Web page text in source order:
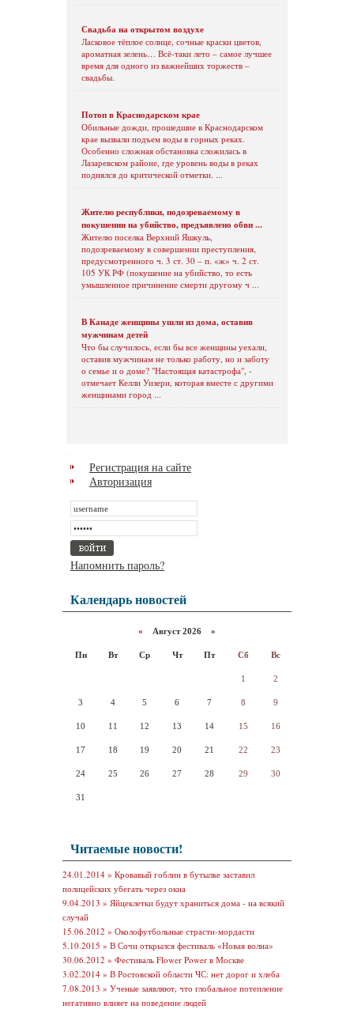
Свадьба на открытом воздухе
Ласковое тёплое солнце, сочные краски цветов,
ароматная зелень… Всё-таки лето – самое лучшее
время для одного из важнейших торжеств –
свадьбы.
Потоп в Краснодарском крае
Обильные дожди, прошедшие в Краснодарском
крае вызвали подъем воды в горных реках.
Особенно сложная обстановка сложилась в
Лазаревском районе, где уровень воды в реках
поднялся до критической отметки. ...
Жителю республики, подозреваемому в
покушении на убийство, предъявлено обви ...
Жителю поселка Верхний Яшкуль,
подозреваемому в совершении преступления,
предусмотренного ч. 3 ст. 30 – п. «ж» ч. 2 ст.
105 УК РФ (покушение на убийство, то есть
умышленное причинение смерти другому ч ...
В Канаде женщины ушли из дома, оставив
мужчинам детей
Что бы случилось, если бы все женщины уехали,
оставив мужчинам не только работу, но и заботу
о семье и о доме? "Настоящая катастрофа", -
отмечает Келли Уизери, которая вместе с другими
женщинами город ...
Регистрация на сайте
Авторизация
Напомнить пароль?
Календарь новостей
« Август 2026 »
Пн Вт Ср Чт Пт Сб Вс
1 2
3 4 5 6 7 8 9
10 11 12 13 14 15 16
17 18 19 20 21 22 23
24 25 26 27 28 29 30
31
Читаемые новости!
24.01.2014 » Кровавый гоблин в бутылке заставил
полицейских убегать через окна
9.04.2013 » Яйцеклетки будут храниться дома - на всякий
случай
15.06.2012 » Околофутбольные страсти-мордасти
5.10.2015 » В Сочи открылся фестиваль «Новая волна»
30.06.2012 » Фестиваль Flower Power в Москве
3.02.2014 » В Ростовской области ЧС: нет дорог и хлеба
7.08.2013 » Ученые заявляют, что глобальное потепление
негативно влияет на поведение людей